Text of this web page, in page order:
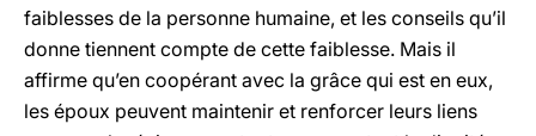
faiblesses de la personne humaine, et les conseils qu’il
donne tiennent compte de cette faiblesse. Mais il
affirme qu’en coopérant avec la grâce qui est en eux,
les époux peuvent maintenir et renforcer leurs liens